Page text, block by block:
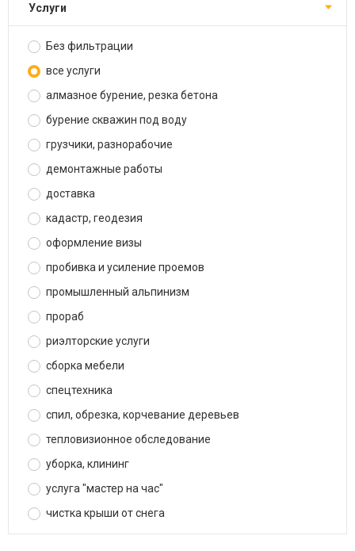
услуги
Без фильтрации
все услуги
алмазное бурение, резка бетона
бурение скважин под воду
грузчики, разнорабочие
демонтажные работы
доставка
кадастр, геодезия
оформление визы
пробивка и усиление проемов
промышленный альпинизм
прораб
риэлторские услуги
сборка мебели
спецтехника
спил, обрезка, корчевание деревьев
тепловизионное обследование
уборка, клининг
услуга "мастер на час"
чистка крыши от снега